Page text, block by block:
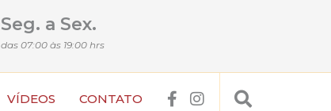
Seg. a Sex.
das 07:00 às 19:00 hrs
VÍDEOS CONTATO
F
I
Search